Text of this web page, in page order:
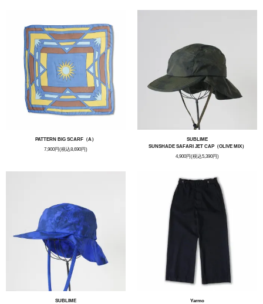
PATTERN BIG SCARF（A）
7,900円(税込8,690円)
SUBLIME
SUNSHADE SAFARI JET CAP（OLIVE MIX）
4,900円(税込5,390円)
SUBLIME
Yarmo